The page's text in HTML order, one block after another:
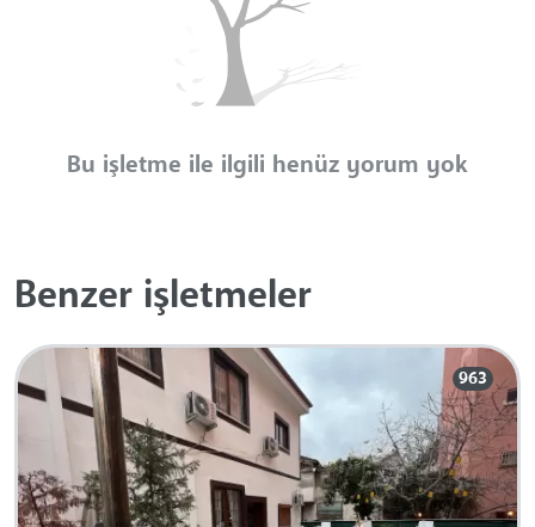
Bu işletme ile ilgili henüz yorum yok
Benzer işletmeler
963